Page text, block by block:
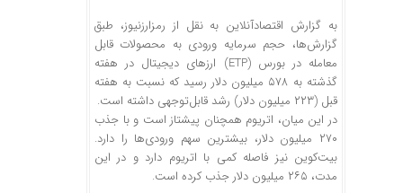
به گزارش اقتصادآنلاین به نقل از رمزارزنیوز، طبق
گزارش‌ها، حجم سرمایه ورودی به محصولات قابل
معامله در بورس (ETP) ارزهای دیجیتال در هفته
گذشته به ۵۷۸ میلیون دلار رسید که نسبت به هفته
قبل (۲۲۳ میلیون دلار) رشد قابل‌توجهی داشته است.
در این میان، اتریوم همچنان پیشتاز است و با جذب
۲۷۰ میلیون دلار، بیشترین سهم ورودی‌ها را دارد.
بیت‌کوین نیز فاصله کمی با اتریوم دارد و در این
مدت، ۲۶۵ میلیون دلار جذب کرده است.